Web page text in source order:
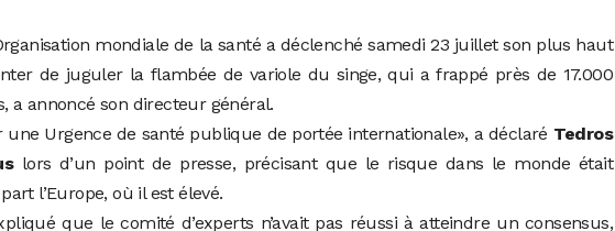
mondiale de la santé a déclenché samedi 23 juillet son plus haut
de juguler la flambée de variole du singe, qui a frappé près de 17.000
a annoncé son directeur général.
une Urgence de santé publique de portée internationale», a déclaré Tedros
lors d’un point de presse, précisant que le risque dans le monde était
l’Europe, où il est élevé.
que le comité d’experts n’avait pas réussi à atteindre un consensus,